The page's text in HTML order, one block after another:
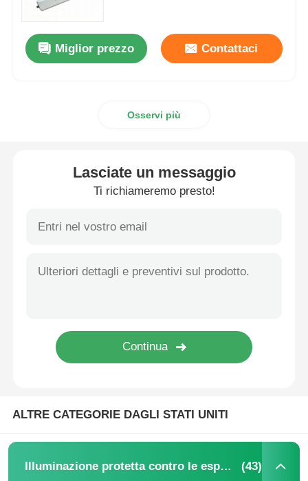
Casella a prova di esplosione
Glandole di cavi a prova di esplosione
spina ed incavo protetti contro le esplosioni
Miglior prezzo Contattaci
Osservi più
Lasciate un messaggio
Ti richiameremo presto!
ALTRE CATEGORIE DAGLI STATI UNITI
Illuminazione protetta contro le esplosioni (43)